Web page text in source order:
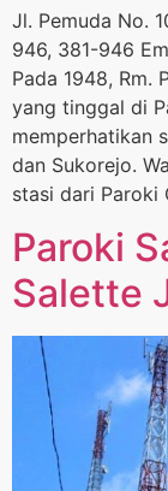
Jl. Pemuda No.
946, 381-946
Pada 1948, Rm.
yang tinggal di
memperhatikan
dan Sukorejo.
stasi dari Paroki
Paroki
Salette